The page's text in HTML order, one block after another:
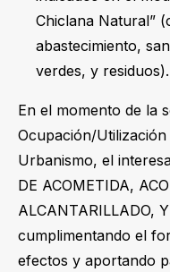
Chiclana Natural”
abastecimiento,
verdes, y residuos).
En el momento de la
Ocupación/
Urbanismo, el
DE ACOMETIDA,
ALCANTARILLADO,
cumplimentando el
efectos y aportando